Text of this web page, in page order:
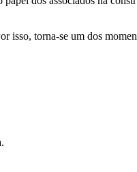
isso, torna-se um dos